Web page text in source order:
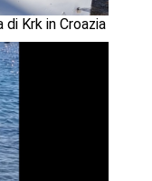
di Krk in Croazia